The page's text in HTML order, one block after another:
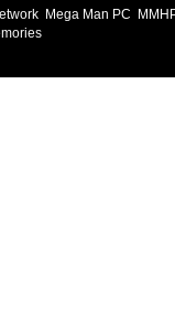
Mega Man PC